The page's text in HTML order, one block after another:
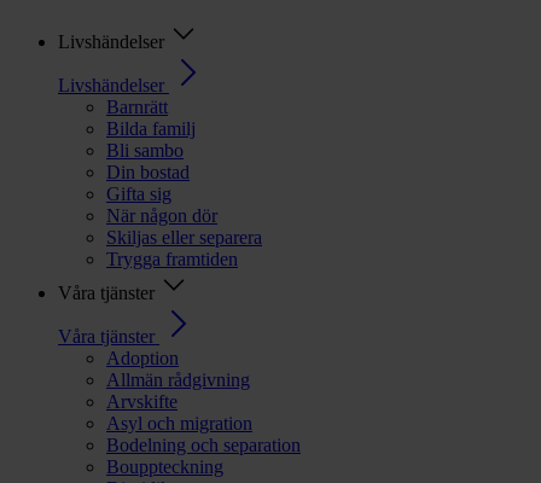
Livshändelser
Livshändelser
Barnrätt
Bilda familj
Bli sambo
Din bostad
Gifta sig
När någon dör
Skiljas eller separera
Trygga framtiden
Våra tjänster
Våra tjänster
Adoption
Allmän rådgivning
Arvskifte
Asyl och migration
Bodelning och separation
Bouppteckning